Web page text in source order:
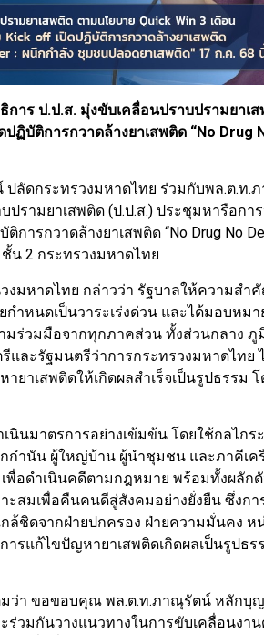
การ ป.ป.ส. มุ่งขับเคลื่อนปราบปรามยาเ
ปฏิบัติการกวาดล้างยาเสพติด “No
ปลัดกระทรวงมหาดไทย ร่วมกับพล.ต.ท
ปรามยาเสพติด (ป.ป.ส.) ประชุมหารือก
ติการกวาดล้างยาเสพติด “No Drug No
น 2 กระทรวงมหาดไทย
งมหาดไทย กล่าวว่า รัฐบาลให้ความสำ
ำหนดเป็นวาระเร่งด่วน และได้มอบหม
ร่วมมือจากทุกภาคส่วน ทั้งส่วนกลาง
และรัฐมนตรีว่าการกระทรวงมหาดไทย
ยาเสพติดให้เกิดผลสำเร็จเป็นรูปธรรม
นินมาตรการอย่างเข้มข้น โดยใช้กลไกร
กกำนัน ผู้ใหญ่บ้าน ผู้นำชุมชน และภาคีเค
เพื่อดำเนินคดีตามกฎหมาย พร้อมทั้งผลั
ะสมเพื่อคืนคนดีสู่สังคมอย่างยั่งยืน ซึ่งกา
ล้ชิดจากฝ่ายปกครอง ฝ่ายความมั่นคง
รแก้ไขปัญหายาเสพติดเกิดผลเป็นรูปธร
มว่า ขอขอบคุณ พล.ต.ท.ภาณุรัตน์ หลักบุญ
วมกันวางแนวทางในการขับเคลื่อนงา